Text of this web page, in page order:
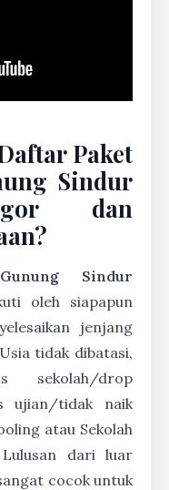
Paket
Sindur
dan
Sindur
oleh siapapun
jenjang
tidak dibatasi,
drop
ujian/tidak naik
atau Sekolah
dari luar
cocok untuk